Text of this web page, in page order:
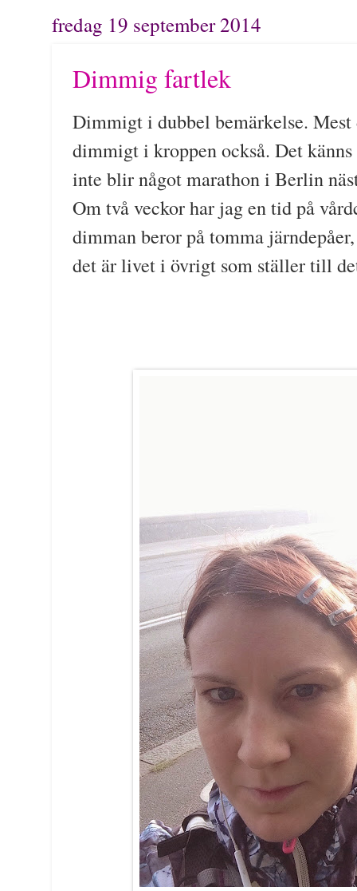
fredag 19 september 2014
Dimmig fartlek
Dimmigt i dubbel bemärkelse.
dimmigt i kroppen också. Det
inte blir något marathon i Berlin
Om två veckor har jag en tid på
dimman beror på tomma
det är livet i övrigt som ställer till